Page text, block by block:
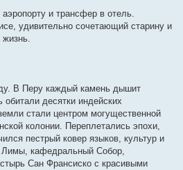
и трансфер в отель.
удивительно сочетающий старину и
В Перу каждый камень дышит
обитали десятки индейских
стали центром могущественной
колонии. Переплетались эпохи,
пестрый ковер языков, культур и
кафедральный Собор,
Сан Франсиско с красивыми